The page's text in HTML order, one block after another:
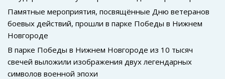
Памятные мероприятия, посвящённые Дню ветеранов
боевых действий, прошли в парке Победы в Нижнем
Новгороде
В парке Победы в Нижнем Новгороде из 10 тысяч
свечей выложили изображения двух легендарных
символов военной эпохи